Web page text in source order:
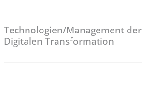
Technologien/Management der
Digitalen Transformation